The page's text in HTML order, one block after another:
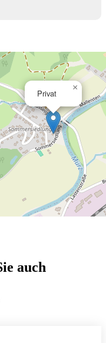
Privat
×
auch